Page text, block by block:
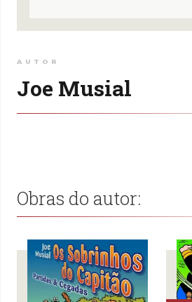
AUTOR
Joe Musial
Obras do autor: